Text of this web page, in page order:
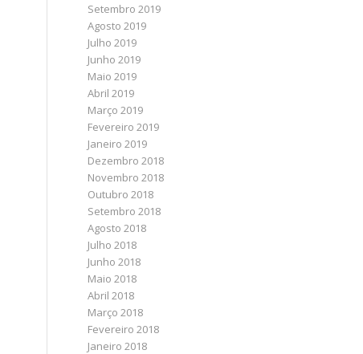
Setembro 2019
Agosto 2019
Julho 2019
Junho 2019
Maio 2019
Abril 2019
Março 2019
Fevereiro 2019
Janeiro 2019
Dezembro 2018
Novembro 2018
Outubro 2018
Setembro 2018
Agosto 2018
Julho 2018
Junho 2018
Maio 2018
Abril 2018
Março 2018
Fevereiro 2018
Janeiro 2018